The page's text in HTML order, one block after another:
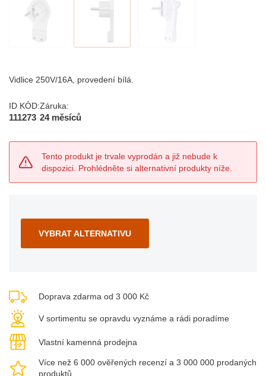
Vidlice 250V/16A, provedení bílá.
ID KÓD:
111273
Záruka:
24 měsíců
Tento produkt je trvale vyprodán a již nebude k
dispozici. Prohlédněte si alternativní produkty níže.
VYBRAT ALTERNATIVU
Doprava zdarma od 3 000 Kč
V sortimentu se opravdu vyznáme a rádi poradíme
Vlastní kamenná prodejna
Více než 6 000 ověřených recenzí a 3 000 000 prodaných
produktů